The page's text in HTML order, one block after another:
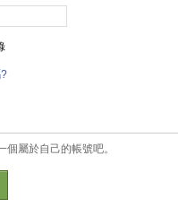
屬於自己的帳號吧。